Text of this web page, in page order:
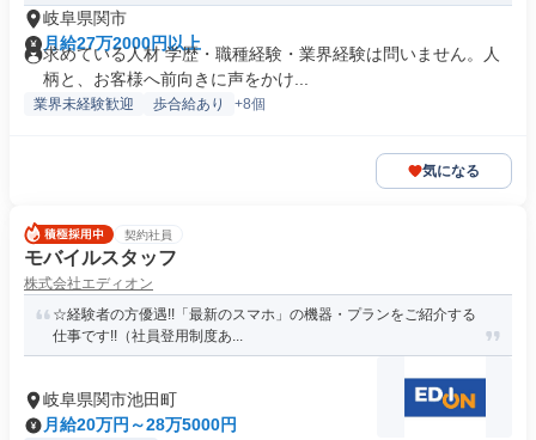
岐阜県関市
月給27万2000円以上
求めている人材 学歴・職種経験・業界経験は問いません。人
柄と、お客様へ前向きに声をかけ...
業界未経験歓迎 歩合給あり +8個
気になる
契約社員
モバイルスタッフ
株式会社エディオン
☆経験者の方優遇!!「最新のスマホ」の機器・プランをご紹介する
仕事です!!（社員登用制度あ...
岐阜県関市池田町
月給20万円～28万5000円